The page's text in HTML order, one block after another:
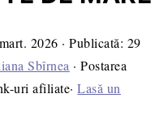
2026 · Publicată: 29
Sbîrnea · Postarea
uri afiliate·Lasă un